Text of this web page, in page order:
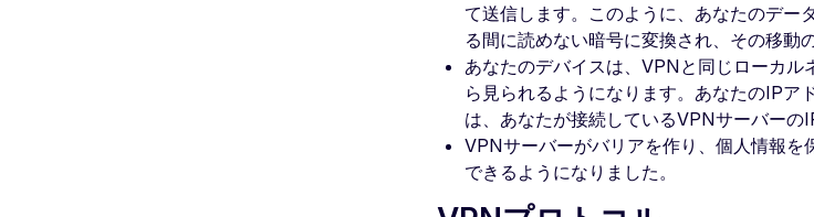
て送信します。このように、あなたのデー
る間に読めない暗号に変換され、その移動
あなたのデバイスは、VPNと同じローカ
ら見られるようになります。あなたのIPア
は、あなたが接続しているVPNサーバーの
VPNサーバーがバリアを作り、個人情報
できるようになりました。